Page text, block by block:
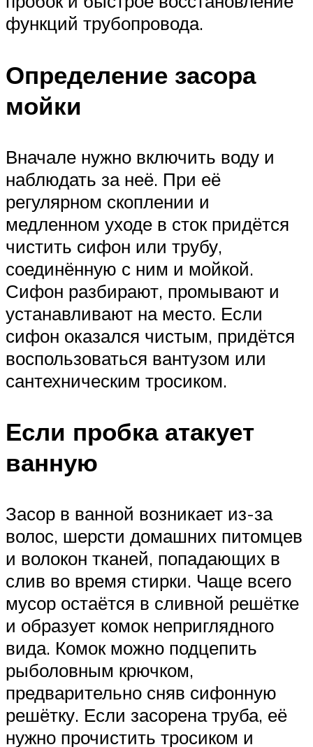
функций трубопровода.
Определение засора
мойки
Вначале нужно включить воду и
наблюдать за неё. При её
регулярном скоплении и
медленном уходе в сток придётся
чистить сифон или трубу,
соединённую с ним и мойкой.
Сифон разбирают, промывают и
устанавливают на место. Если
сифон оказался чистым, придётся
воспользоваться вантузом или
сантехническим тросиком.
Если пробка атакует
ванную
Засор в ванной возникает из-за
волос, шерсти домашних питомцев
и волокон тканей, попадающих в
слив во время стирки. Чаще всего
мусор остаётся в сливной решётке
и образует комок неприглядного
вида. Комок можно подцепить
рыболовным крючком,
предварительно сняв сифонную
решётку. Если засорена труба, её
нужно прочистить тросиком и